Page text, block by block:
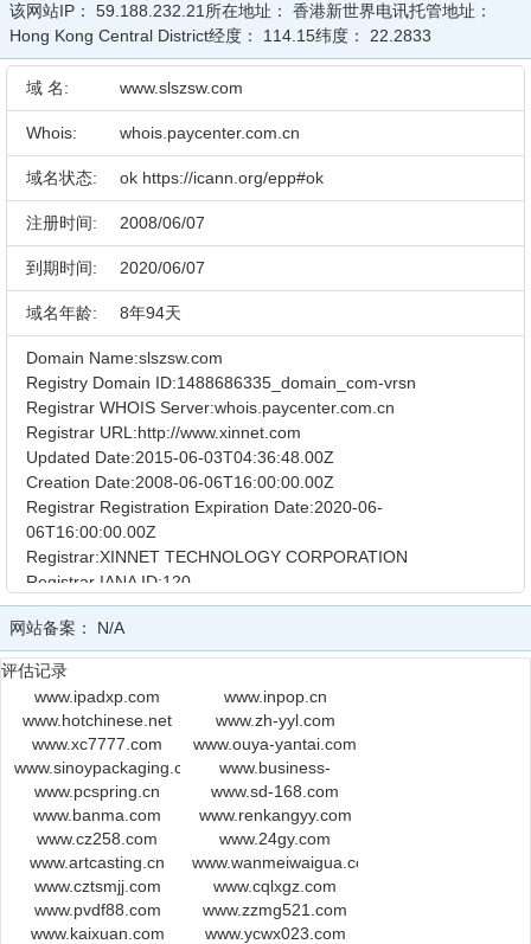
该网站IP： 59.188.232.21 所在地址： 香港新世界电讯托管地址：
Hong Kong Central District经度： 114.15纬度： 22.2833
域 名: www.slszsw.com
Whois: whois.paycenter.com.cn
域名状态: ok https://icann.org/epp#ok
注册时间: 2008/06/07
到期时间: 2020/06/07
域名年龄: 8年94天
Domain Name:slszsw.com
Registry Domain ID:1488686335_domain_com-vrsn
Registrar WHOIS Server:whois.paycenter.com.cn
Registrar URL:http://www.xinnet.com
Updated Date:2015-06-03T04:36:48.00Z
Creation Date:2008-06-06T16:00:00.00Z
Registrar Registration Expiration Date:2020-06-
06T16:00:00.00Z
Registrar:XINNET TECHNOLOGY CORPORATION
Registrar IANA ID:120
Registrar Abuse Contact Email:supervision@xinnet.com
Registrar Abuse Contact Phone:+86.1087128064
Domain Status:ok https://www.icann.org/epp#ok
Registry Registrant ID:
Registrant Name:
Registrant Organization:shaolinsisujiadizi
zhaoshengbangongshi
Registrant Street:songshan shaolinsiyuan
Registrant City:dengfengshi
Registrant State/Province:Henan
Registrant Postal Code:450000
Registrant Country:CN
Registrant Phone:+86.037113213235923
Registrant Phone Ext:
网站备案： N/A
评估记录
www.ipadxp.com
www.inpop.cn
www.hotchinese.net
www.zh-yyl.com
www.xc7777.com
www.ouya-yantai.com
www.sinoypackaging.com
www.business-
planet.net
www.pcspring.cn
www.sd-168.com
www.banma.com
www.renkangyy.com
www.cz258.com
www.24gy.com
www.artcasting.cn
www.wanmeiwaigua.com
www.cztsmjj.com
www.cqlxgz.com
www.pvdf88.com
www.zzmg521.com
www.kaixuan.com
www.ycwx023.com